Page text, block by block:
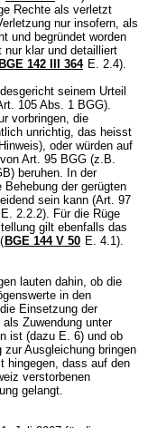
Rechte als verletzt
nur insofern, als
und begründet worden
nur klar und detailliert
BGE 142 III 364 E. 2.4).
seinem Urteil
105 Abs. 1 BGG).
vorbringen, die
unrichtig, das heisst
oder würden auf
Art. 95 BGG (z.B.
) beruhen. In der
der gerügten
sein kann (Art. 97
E. 2.2.2). Für die Rüge
gilt ebenfalls das
( BGE 144 V 50 E. 4.1).
lauten dahin, ob die
in den
Einsetzung der
Zuwendung unter
ist (dazu E. 6) und ob
Ausgleichung bringen
hingegen, dass auf den
verstorbenen
gelangt.